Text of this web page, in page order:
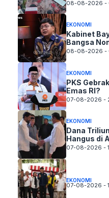
08-08-2026 -
EKONOMI
Kabinet
Bangsa
08-08-2026 -
EKONOMI
PKS
Emas RI?
07-08-2026 -
EKONOMI
Dana
Hangus di
07-08-2026 -
EKONOMI
07-08-2026 -